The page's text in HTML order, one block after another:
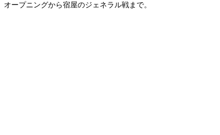
オープニングから宿屋のジェネラル戦まで。